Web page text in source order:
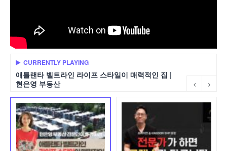
CURRENTLY PLAYING
애틀랜타 벨트라인 라이프 스타일이 매력적인 집 |
현은영 부동산